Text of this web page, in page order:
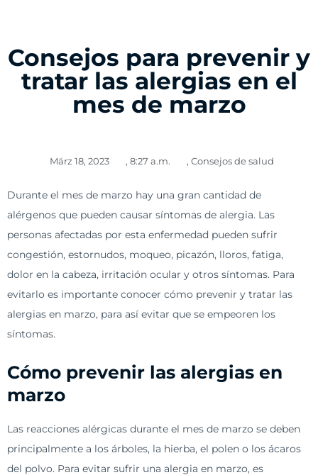
Consejos para prevenir y
tratar las alergias en el
mes de marzo
März 18, 2023 , 8:27 a.m. , Consejos de salud
Durante el mes de marzo hay una gran cantidad de
alérgenos que pueden causar síntomas de alergia. Las
personas afectadas por esta enfermedad pueden sufrir
congestión, estornudos, moqueo, picazón, lloros, fatiga,
dolor en la cabeza, irritación ocular y otros síntomas. Para
evitarlo es importante conocer cómo prevenir y tratar las
alergias en marzo, para así evitar que se empeoren los
síntomas.
Cómo prevenir las alergias en
marzo
Las reacciones alérgicas durante el mes de marzo se deben
principalmente a los árboles, la hierba, el polen o los ácaros
del polvo. Para evitar sufrir una alergia en marzo, es